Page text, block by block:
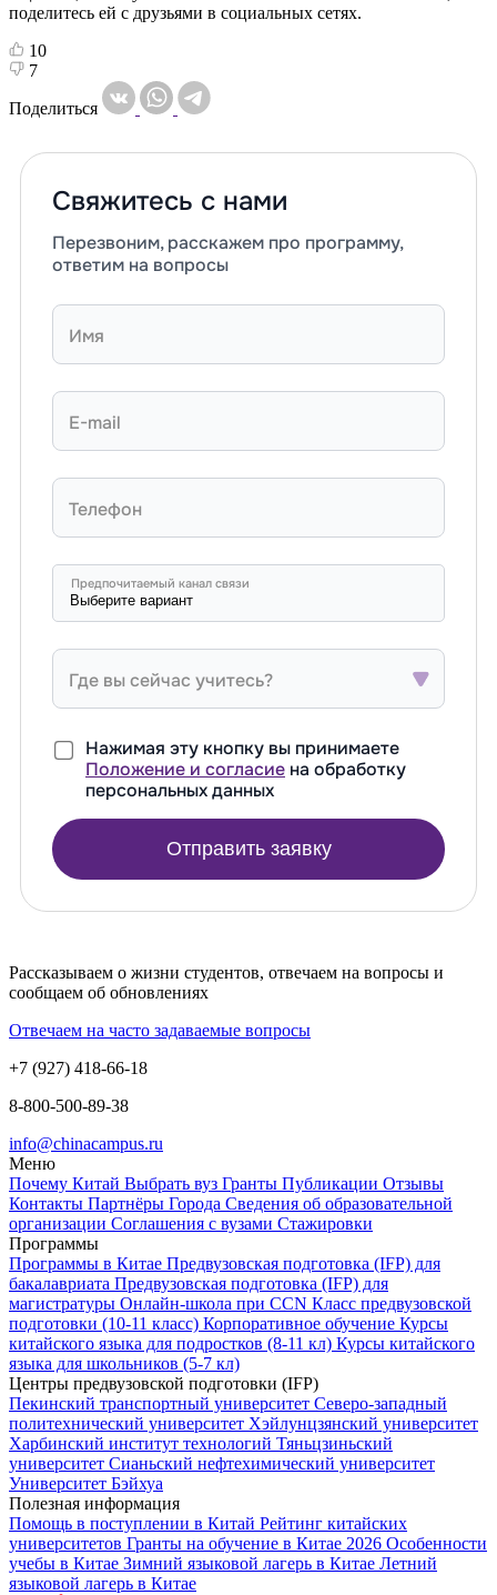
поделитесь ей с друзьями в социальных сетях.
10
7
Поделиться
Свяжитесь с нами
Перезвоним, расскажем про программу,
ответим на вопросы
Имя
E-mail
Телефон
Предпочитаемый канал связи
Где вы сейчас учитесь?
Нажимая эту кнопку вы принимаете
Положение и согласие на обработку
персональных данных
Отправить заявку
Рассказываем о жизни студентов, отвечаем на вопросы и
сообщаем об обновлениях
Отвечаем на часто задаваемые вопросы
+7 (927) 418-66-18
8-800-500-89-38
info@chinacampus.ru
Меню
Почему Китай Выбрать вуз Гранты Публикации Отзывы
Контакты Партнёры Города Сведения об образовательной
организации Соглашения с вузами Стажировки
Программы
Программы в Китае Предвузовская подготовка (IFP) для
бакалавриата Предвузовская подготовка (IFP) для
магистратуры Онлайн-школа при CCN Класс предвузовской
подготовки (10-11 класс) Корпоративное обучение Курсы
китайского языка для подростков (8-11 кл) Курсы китайского
языка для школьников (5-7 кл)
Центры предвузовской подготовки (IFP)
Пекинский транспортный университет Северо-западный
политехнический университет Хэйлунцзянский университет
Харбинский институт технологий Тяньцзиньский
университет Сианьский нефтехимический университет
Университет Бэйхуа
Полезная информация
Помощь в поступлении в Китай Рейтинг китайских
университетов Гранты на обучение в Китае 2026 Особенности
учебы в Китае Зимний языковой лагерь в Китае Летний
языковой лагерь в Китае